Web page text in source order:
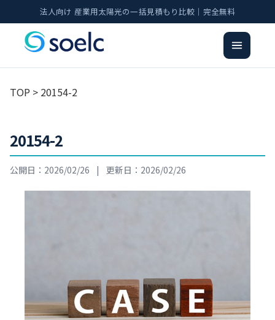
法人向け 産業用太陽光の一括見積もり比較｜完全無料
TOP > 20154-2
20154-2
公開日：2026/02/26 | 更新日：2026/02/26